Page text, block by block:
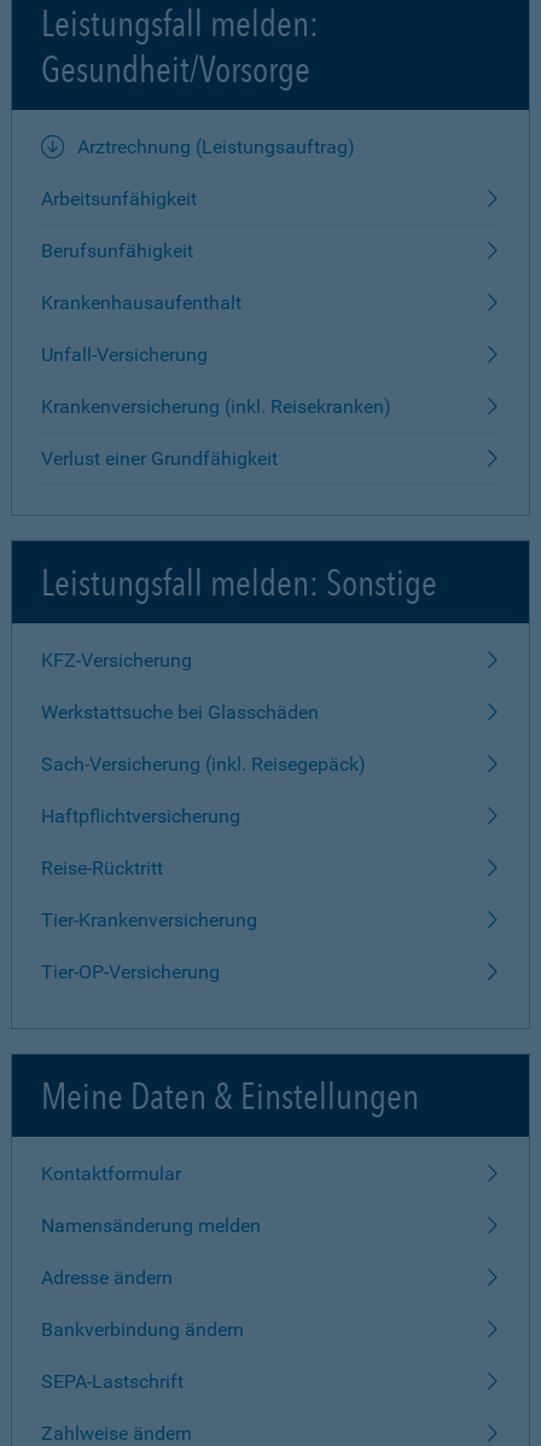
Leistungsfall melden:
Gesundheit/Vorsorge
Arztrechnung (Leistungsauftrag)
Arbeitsunfähigkeit
Berufsunfähigkeit
Krankenhausaufenthalt
Unfall-Versicherung
Krankenversicherung (inkl. Reisekranken)
Verlust einer Grundfähigkeit
Leistungsfall melden: Sonstige
KFZ-Versicherung
Werkstattsuche bei Glasschäden
Sach-Versicherung (inkl. Reisegepäck)
Haftpflichtversicherung
Reise-Rücktritt
Tier-Krankenversicherung
Tier-OP-Versicherung
Meine Daten & Einstellungen
Kontaktformular
Namensänderung melden
Adresse ändern
Bankverbindung ändern
SEPA-Lastschrift
Zahlweise ändern